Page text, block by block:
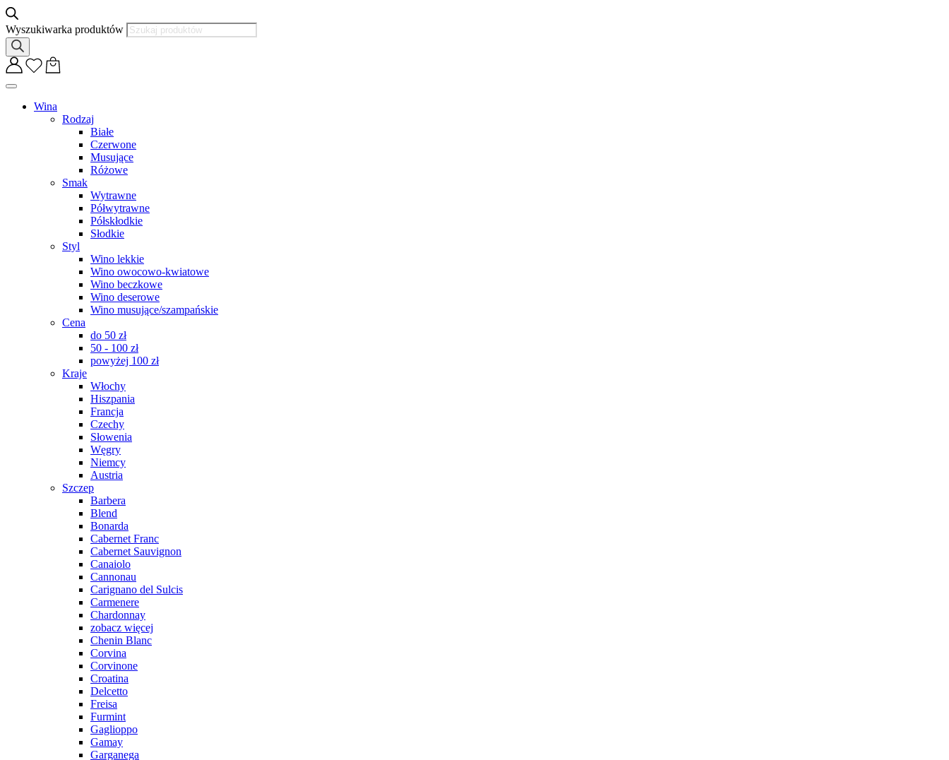
Wyszukiwarka produktów
Wina
Rodzaj
Białe
Czerwone
Musujące
Różowe
Smak
Wytrawne
Półwytrawne
Półskłodkie
Słodkie
Styl
Wino lekkie
Wino owocowo-kwiatowe
Wino beczkowe
Wino deserowe
Wino musujące/szampańskie
Cena
do 50 zł
50 - 100 zł
powyżej 100 zł
Kraje
Włochy
Hiszpania
Francja
Czechy
Słowenia
Węgry
Niemcy
Austria
Szczep
Barbera
Blend
Bonarda
Cabernet Franc
Cabernet Sauvignon
Canaiolo
Cannonau
Carignano del Sulcis
Carmenere
Chardonnay
zobacz więcej
Chenin Blanc
Corvina
Corvinone
Croatina
Delcetto
Freisa
Furmint
Gaglioppo
Gamay
Garganega